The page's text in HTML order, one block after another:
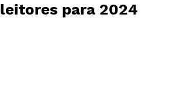
leitores para 2024